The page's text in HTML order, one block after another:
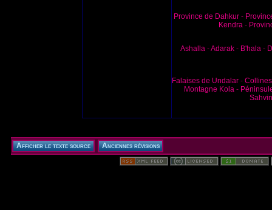
Province de Dahkur-
Kendra -
Ashalla-Adarak- B'hala-
Falaises de Undalar -
Montagne Kola -